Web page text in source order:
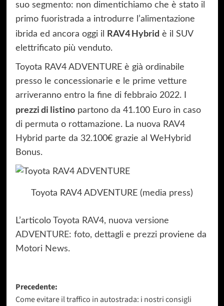
suo segmento: non dimentichiamo che è stato il
primo fuoristrada a introdurre l’alimentazione
ibrida ed ancora oggi il RAV4 Hybrid è il SUV
elettrificato più venduto.
Toyota RAV4 ADVENTURE è già ordinabile
presso le concessionarie e le prime vetture
arriveranno entro la fine di febbraio 2022. I
prezzi di listinopartono da 41.100 Euro in caso
di permuta o rottamazione. La nuova RAV4
Hybrid parte da 32.100€ grazie al WeHybrid
Bonus.
Toyota RAV4 ADVENTURE (media press)
L’articolo Toyota RAV4, nuova versione
ADVENTURE: foto, dettagli e prezziproviene da
Motori News.
Navigazione
Precedente:
Come evitare il traffico in autostrada: i nostri consigli